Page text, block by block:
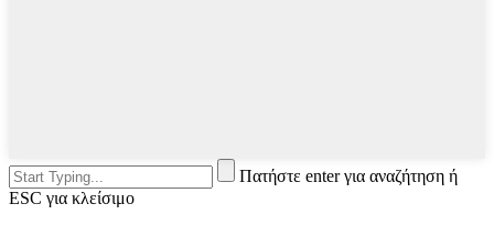
Πατήστε enter για αναζήτηση ή
ESC για κλείσιμο